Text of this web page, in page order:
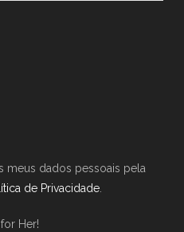
meus dados pessoais pela
de Privacidade.
Her!